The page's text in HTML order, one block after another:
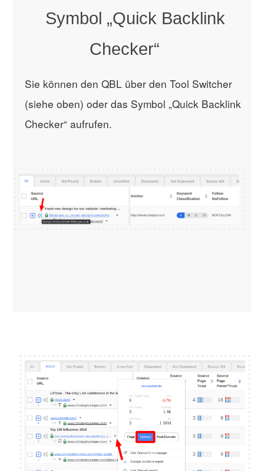
Symbol „Quick Backlink
Checker“
Sie können den QBL über den Tool Switcher
(siehe oben) oder das Symbol „Quick Backlink
Checker“ aufrufen.